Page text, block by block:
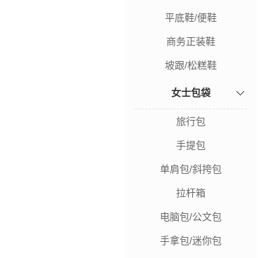
平底鞋/便鞋
商务正装鞋
坡跟/松糕鞋
女士包袋
旅行包
手提包
单肩包/斜挎包
拉杆箱
电脑包/公文包
手拿包/迷你包